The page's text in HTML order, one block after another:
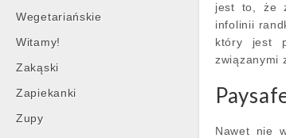
Wegetariańskie
Witamy!
Zakąski
Zapiekanki
Zupy
jest to, że
infolinii
który jest
związanymi
Nawet nie